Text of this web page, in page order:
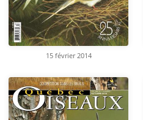
15 février 2014